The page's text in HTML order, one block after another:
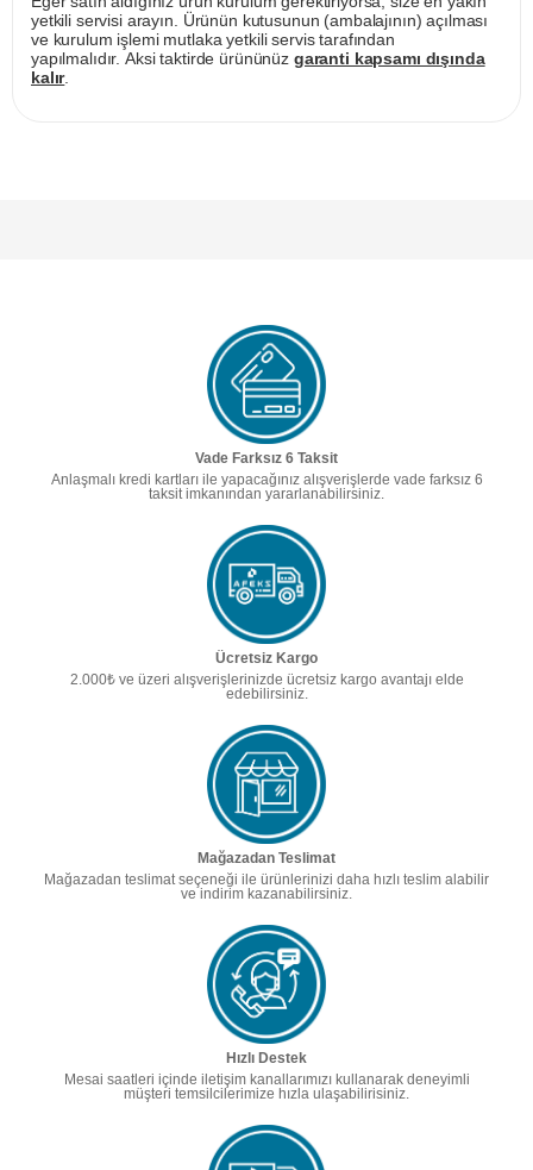
yetkili servisi arayın. Ürünün kutusunun (ambalajının) açılması
ve kurulum işlemi mutlaka yetkili servis tarafından
yapılmalıdır. Aksi taktirde ürününüz garanti kapsamı dışında
kalır.
Vade Farksız 6 Taksit
Anlaşmalı kredi kartları ile yapacağınız alışverişlerde vade farksız 6
taksit imkanından yararlanabilirsiniz.
Ücretsiz Kargo
2.000₺ ve üzeri alışverişlerinizde ücretsiz kargo avantajı elde
edebilirsiniz.
Mağazadan Teslimat
Mağazadan teslimat seçeneği ile ürünlerinizi daha hızlı teslim alabilir
ve indirim kazanabilirsiniz.
Hızlı Destek
Mesai saatleri içinde iletişim kanallarımızı kullanarak deneyimli
müşteri temsilcilerimize hızla ulaşabilirisiniz.